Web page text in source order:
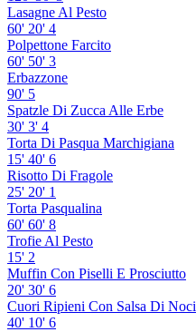
Lasagne Al Pesto
60' 20' 4
Polpettone Farcito
60' 50' 3
Erbazzone
90' 5
Spatzle Di Zucca Alle Erbe
30' 3' 4
Torta Di Pasqua Marchigiana
15' 40' 6
Risotto Di Fragole
25' 20' 1
Torta Pasqualina
60' 60' 8
Trofie Al Pesto
15' 2
Muffin Con Piselli E Prosciutto
20' 30' 6
Cuori Ripieni Con Salsa Di Noci
40' 10' 6